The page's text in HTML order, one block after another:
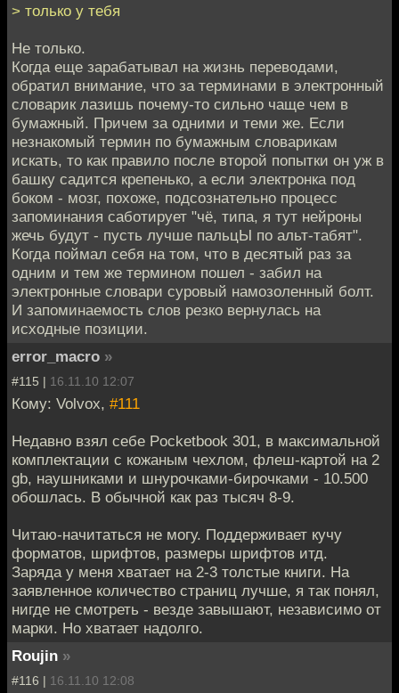
> только у тебя
Не только.
Когда еще зарабатывал на жизнь переводами,
обратил внимание, что за терминами в электронный
словарик лазишь почему-то сильно чаще чем в
бумажный. Причем за одними и теми же. Если
незнакомый термин по бумажным словарикам
искать, то как правило после второй попытки он уж в
башку садится крепенько, а если электронка под
боком - мозг, похоже, подсознательно процесс
запоминания саботирует "чё, типа, я тут нейроны
жечь будут - пусть лучше пальцЫ по альт-табят".
Когда поймал себя на том, что в десятый раз за
одним и тем же термином пошел - забил на
электронные словари суровый намозоленный болт.
И запоминаемость слов резко вернулась на
исходные позиции.
error_macro »
#115 | 16.11.10 12:07
Кому: Volvox, #111
Недавно взял себе Pocketbook 301, в максимальной
комплектации с кожаным чехлом, флеш-картой на 2
gb, наушниками и шнурочками-бирочками - 10.500
обошлась. В обычной как раз тысяч 8-9.
Читаю-начитаться не могу. Поддерживает кучу
форматов, шрифтов, размеры шрифтов итд.
Заряда у меня хватает на 2-3 толстые книги. На
заявленное количество страниц лучше, я так понял,
нигде не смотреть - везде завышают, независимо от
марки. Но хватает надолго.
Roujin »
#116 | 16.11.10 12:08